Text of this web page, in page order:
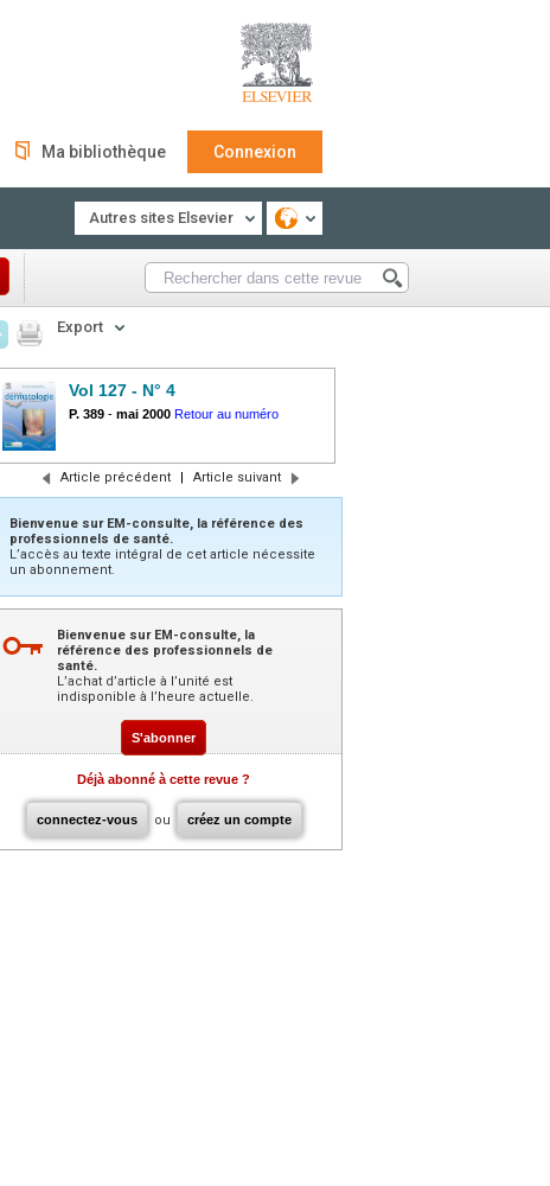
Ma bibliothèque Connexion
Autres sites Elsevier
Export
Vol 127 - N° 4
P. 389 - mai 2000 Retour au numéro
Article précédent | Article suivant
Bienvenue sur EM-consulte, la référence des
professionnels de santé.
L’accès au texte intégral de cet article nécessite
un abonnement.
Bienvenue sur EM-consulte, la
référence des professionnels de
santé.
L’achat d’article à l’unité est
indisponible à l’heure actuelle.
S'abonner
Déjà abonné à cette revue ?
connectez-vous ou créez un compte